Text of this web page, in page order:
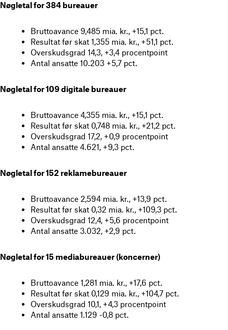
Nøgletal for 384 bureauer
Bruttoavance 9,485 mia. kr., +15,1 pct.
Resultat før skat 1,355 mia. kr., +51,1 pct.
Overskudsgrad 14,3, +3,4 procentpoint
Antal ansatte 10.203 +5,7 pct.
Nøgletal for 109 digitale bureauer
Bruttoavance 4,355 mia. kr., +15,1 pct.
Resultat før skat 0,748 mia. kr., +21,2 pct.
Overskudsgrad 17,2, +0,9 procentpoint
Antal ansatte 4.621, +9,3 pct.
Nøgletal for 152 reklamebureauer
Bruttoavance 2,594 mia. kr., +13,9 pct.
Resultat før skat 0,32 mia. kr., +109,3 pct.
Overskudsgrad 12,4, +5,6 procentpoint
Antal ansatte 3.032, +2,9 pct.
Nøgletal for 15 mediabureauer (koncerner)
Bruttoavance 1,281 mia. kr., +17,6 pct.
Resultat før skat 0,129 mia. kr., +104,7 pct.
Overskudsgrad 10,1, +4,3 procentpoint
Antal ansatte 1.129 -0,8 pct.